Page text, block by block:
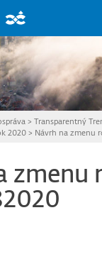
> Transparentný
2020> Návrh na zmenu
zmenu